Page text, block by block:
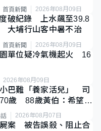
首頁新聞 2026年08月09日
破紀錄 上水飆至39.8
大埔行山客中暑不治
首頁新聞 2026年08月09日
單位疑冷氣機起火 16
2026年08月09日
巴難「養家活兒」 司
歲 88歲黃伯：希望一
2026年08月07日
案 被告誤殺、阻止合